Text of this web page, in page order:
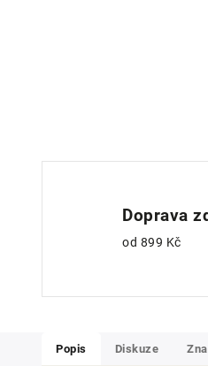
Doprava
od 899 Kč
Popis Diskuze